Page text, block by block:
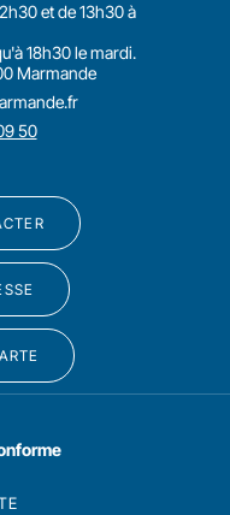
et de 13h30 à
18h30 le mardi.
Marmande
50